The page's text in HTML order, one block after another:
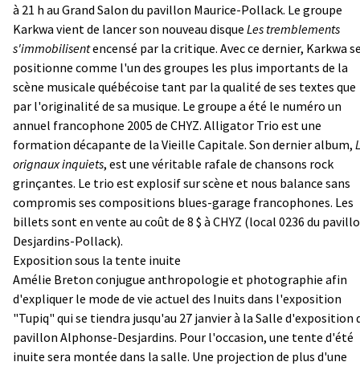
à 21 h au Grand Salon du pavillon Maurice-Pollack. Le groupe
Karkwa vient de lancer son nouveau disque Les tremblements
s'immobilisentencensé par la critique. Avec ce dernier, Karkwa
positionne comme l'un des groupes les plus importants de la
scène musicale québécoise tant par la qualité de ses textes que
par l'originalité de sa musique. Le groupe a été le numéro un
annuel francophone 2005 de CHYZ. Alligator Trio est une
formation décapante de la Vieille Capitale. Son dernier album,
orignaux inquiets, est une véritable rafale de chansons rock
grinçantes. Le trio est explosif sur scène et nous balance sans
compromis ses compositions blues-garage francophones. Les
billets sont en vente au coût de 8 $ à CHYZ (local 0236 du
Desjardins-Pollack).
Exposition sous la tente inuite
Amélie Breton conjugue anthropologie et photographie afin
d'expliquer le mode de vie actuel des Inuits dans l'exposition
"Tupiq" qui se tiendra jusqu'au 27 janvier à la Salle d'exposition
pavillon Alphonse-Desjardins. Pour l'occasion, une tente d'été
inuite sera montée dans la salle. Une projection de plus d'une